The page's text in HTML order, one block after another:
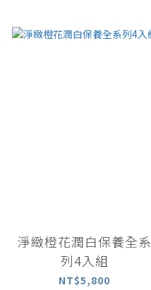
淨緻橙花潤白保養全系
列4入組
NT$5,800